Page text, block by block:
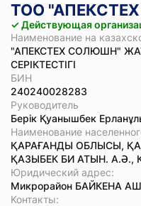
ТОО
✓ Действующая
Наименование на
"АПЕКСТЕХ СОЛЮШН"
СЕРІКТЕСТІГІ
БИН
240240028283
Руководитель
Берік Қуанышбек
Наименование
ҚАРАҒАНДЫ ОБЛЫСЫ,
ҚАЗЫБЕК БИ АТЫН. А.Ә.,
Юридический адрес:
Микрорайон БАЙКЕНА
Koнтaкты: